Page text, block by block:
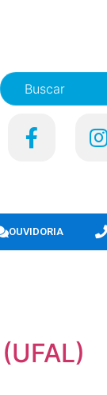
OUVIDORIA